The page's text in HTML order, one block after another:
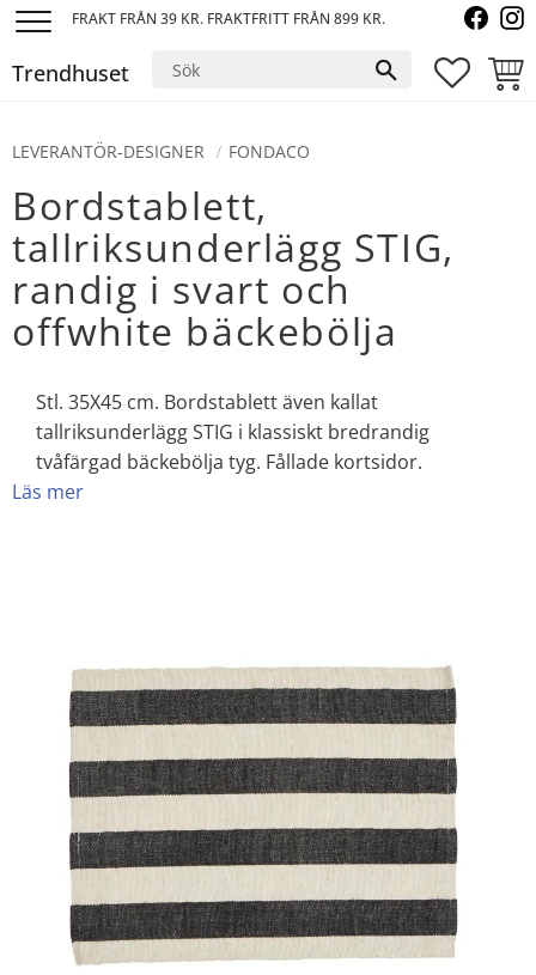
FRAKT FRÅN 39 KR. FRAKTFRITT FRÅN 899 KR.
Trendhuset
LEVERANTÖR-DESIGNER FONDACO
Bordstablett,
tallriksunderlägg STIG,
randig i svart och
offwhite bäckebölja
Stl. 35X45 cm. Bordstablett även kallat
tallriksunderlägg STIG i klassiskt bredrandig
tvåfärgad bäckebölja tyg. Fållade kortsidor.
Läs mer